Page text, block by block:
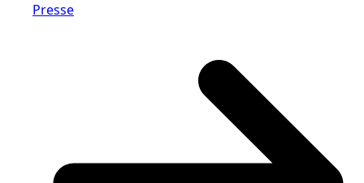
Presse